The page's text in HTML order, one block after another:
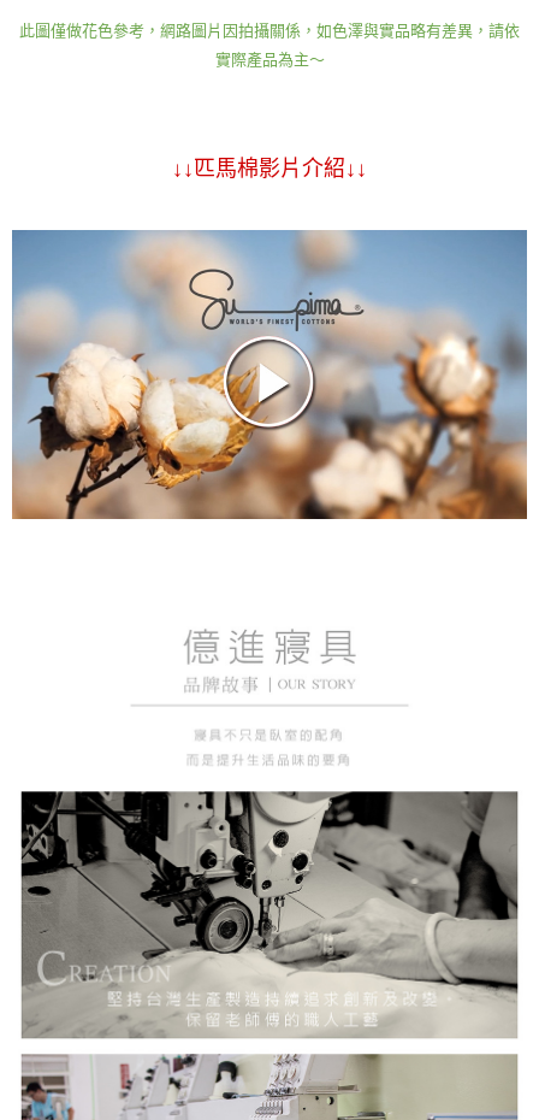
此圖僅做花色參考，網路圖片因拍攝關係，如色澤與實品略有差異，請依
實際產品為主～
↓↓匹馬棉影片介紹↓↓